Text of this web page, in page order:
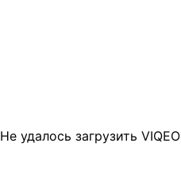
Не удалось загрузить VIQEO